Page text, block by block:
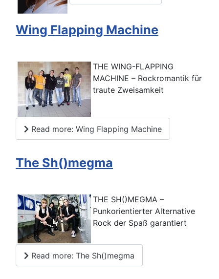
Wing Flapping Machine
THE WING-FLAPPING
MACHINE – Rockromantik für
traute Zweisamkeit
Read more: Wing Flapping Machine
The Sh()megma
THE SH()MEGMA –
Punkorientierter Alternative
Rock der Spaß garantiert
Read more: The Sh()megma